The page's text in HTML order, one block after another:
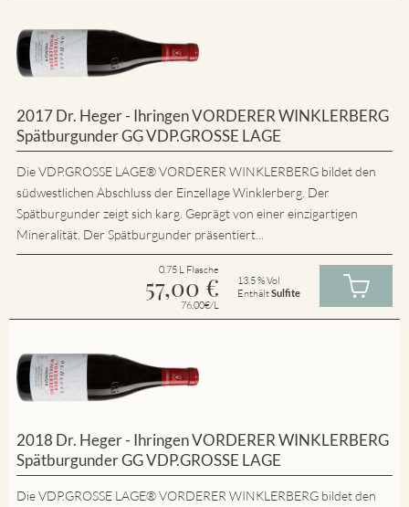
2017 Dr. Heger - Ihringen VORDERER WINKLERBERG
Spätburgunder GG VDP.GROSSE LAGE
Die VDP.GROSSE LAGE® VORDERER WINKLERBERG bildet den
südwestlichen Abschluss der Einzellage Winklerberg. Der
Spätburgunder zeigt sich karg. Geprägt von einer einzigartigen
Mineralität. Der Spätburgunder präsentiert...
0.75 L Flasche
57,00 €
76.00€/L
13.5 % Vol
EnthältSulfite
2018 Dr. Heger - Ihringen VORDERER WINKLERBERG
Spätburgunder GG VDP.GROSSE LAGE
Die VDP.GROSSE LAGE® VORDERER WINKLERBERG bildet den